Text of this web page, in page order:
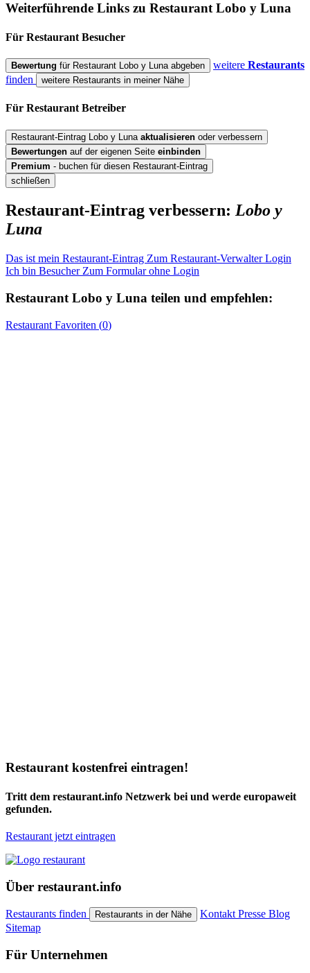
Weiterführende Links zu RestaurantLobo y Luna
Für Restaurant Besucher
Bewertung für Restaurant Lobo y Luna abgeben weitere Restaurants
finden
weitere Restaurants in meiner Nähe
Für Restaurant Betreiber
Restaurant-Eintrag Lobo y Luna aktualisieren oder verbessern
Bewertungen auf der eigenen Seite einbinden
Premium - buchen für diesen Restaurant-Eintrag
schließen
Restaurant-Eintrag verbessern: Lobo y
Luna
Das ist mein Restaurant-Eintrag Zum Restaurant-Verwalter Login
Ich bin Besucher Zum Formular ohne Login
Restaurant Lobo y Luna teilen und empfehlen:
Restaurant Favoriten (0)
Restaurant kostenfrei eintragen!
Tritt dem restaurant.info Netzwerk bei und werde europaweit
gefunden.
Restaurant jetzt eintragen
Über restaurant.info
Restaurants finden Restaurants in der Nähe KontaktPresse Blog
Sitemap
Für Unternehmen